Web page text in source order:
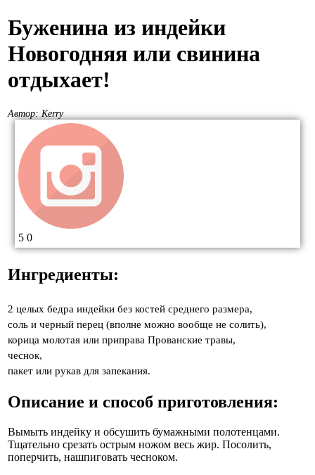
Буженина из индейки
Новогодняя или свинина
отдыхает!
Автор: Kerry
5 0
Ингредиенты:
2 целых бедра индейки без костей среднего размера,
соль и черный перец (вполне можно вообще не солить),
корица молотая или приправа Прованские травы,
чеснок,
пакет или рукав для запекания.
Описание и способ приготовления:
Вымыть индейку и обсушить бумажными полотенцами.
Тщательно срезать острым ножом весь жир. Посолить,
поперчить, нашпиговать чесноком.